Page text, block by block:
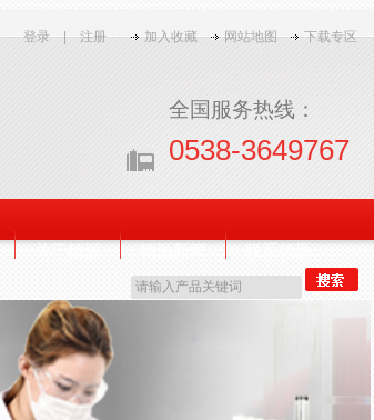
登录 | 注册 加入收藏 网站地图 下载专区
全国服务热线：
0538-3649767